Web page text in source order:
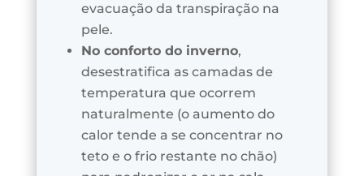
evacuação da transpiração na
pele.
No conforto do inverno,
desestratifica as camadas de
temperatura que ocorrem
naturalmente (o aumento do
calor tende a se concentrar no
teto e o frio restante no chão)